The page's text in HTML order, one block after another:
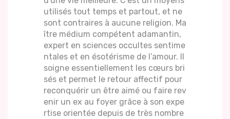
utilisés tout temps et partout, et ne
sont contraires à aucune religion. Ma
ître médium compétent adamantin,
expert en sciences occultes sentime
ntales et en ésotérisme de l’amour. Il
soigne essentiellement les cœurs bri
sés et permet le retour affectif pour
reconquérir un être aimé ou faire rev
enir un ex au foyer grâce à son expe
rtise orientée depuis de très nombre